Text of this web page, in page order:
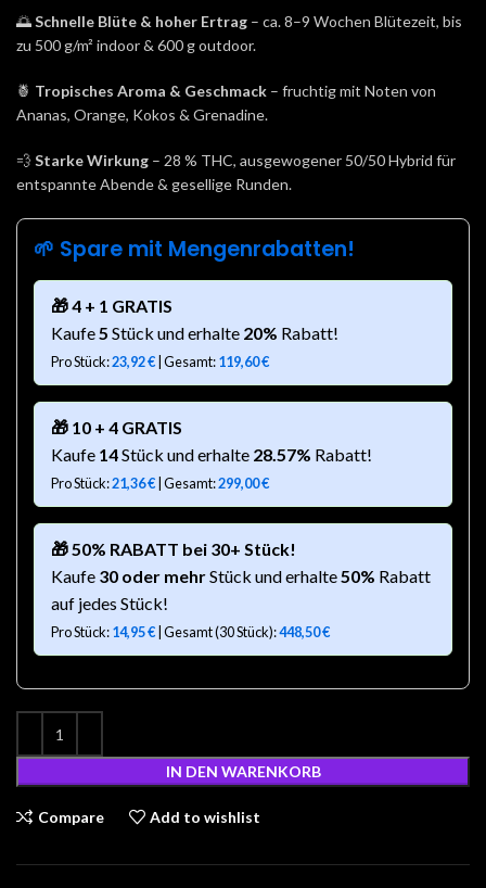
🌅Schnelle Blüte & hoher Ertrag – ca. 8–9 Wochen Blütezeit, bis
zu 500 g/m² indoor & 600 g outdoor.
🍍 Tropisches Aroma & Geschmack – fruchtig mit Noten von
Ananas, Orange, Kokos & Grenadine.
💨Starke Wirkung – 28 % THC, ausgewogener 50/50 Hybrid für
entspannte Abende & gesellige Runden.
🌱 Spare mit Mengenrabatten!
🎁 4 + 1 GRATIS
Kaufe5 Stück und erhalte 20% Rabatt!
Pro Stück:23,92€ | Gesamt:119,60€
🎁 10 + 4 GRATIS
Kaufe 14Stück und erhalte 28.57% Rabatt!
Pro Stück:21,36€ | Gesamt:299,00€
🎁 50% RABATT bei 30+ Stück!
Kaufe 30 oder mehrStück und erhalte50% Rabatt
auf jedes Stück!
Pro Stück:14,95€ | Gesamt (30 Stück):448,50€
IN DEN WARENKORB
Compare Add to wishlist